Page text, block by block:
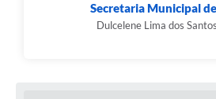
Secretaria Municipal
Dulcelene Lima dos